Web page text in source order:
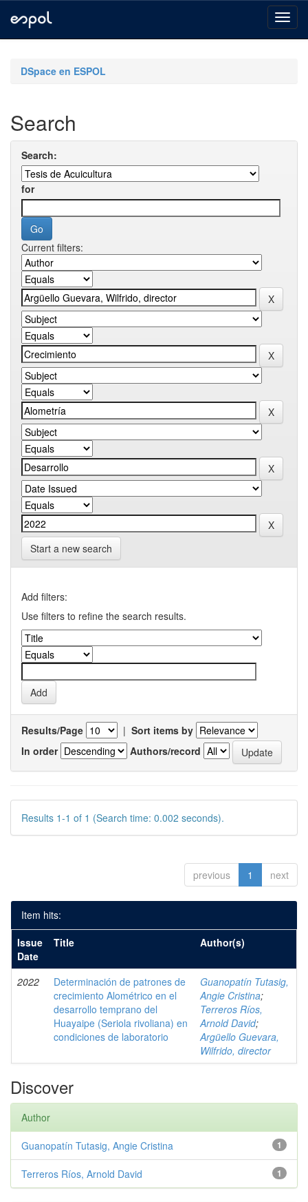
navigationDSpace en ESPOL
Search
Search:
for
Current filters:
Start a new search
Add filters:
Use filters to refine the search results.
Results/Page | Sort items by
In order
Authors/record
Results 1-1 of 1 (Search time: 0.002 seconds).
previous 1 next
Item hits:
Issue
Date
Title Author(s)
2022
Determinación de patrones de
crecimiento Alométrico en el
desarrollo temprano del
Huayaipe (Seriola rivoliana) en
condiciones de laboratorio
Guanopatín Tutasig,
Angie Cristina;
Terreros Ríos,
Arnold David;
Argüello Guevara,
Wilfrido, director
Discover
Author
1
Guanopatín Tutasig, Angie Cristina
1
Terreros Ríos, Arnold David